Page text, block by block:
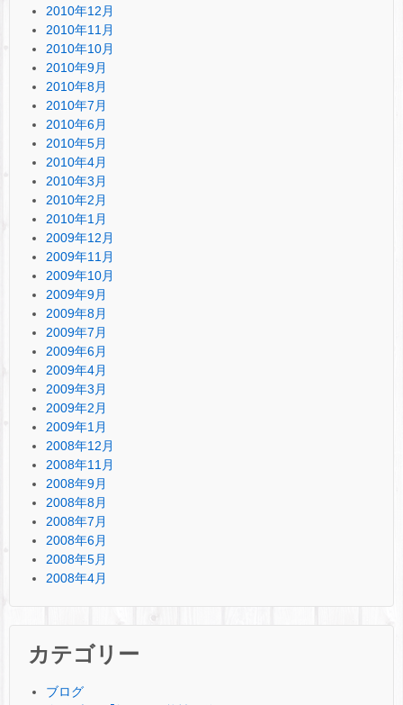
2010年12月
2010年11月
2010年10月
2010年9月
2010年8月
2010年7月
2010年6月
2010年5月
2010年4月
2010年3月
2010年2月
2010年1月
2009年12月
2009年11月
2009年10月
2009年9月
2009年8月
2009年7月
2009年6月
2009年4月
2009年3月
2009年2月
2009年1月
2008年12月
2008年11月
2008年9月
2008年8月
2008年7月
2008年6月
2008年5月
2008年4月
カテゴリー
ブログ